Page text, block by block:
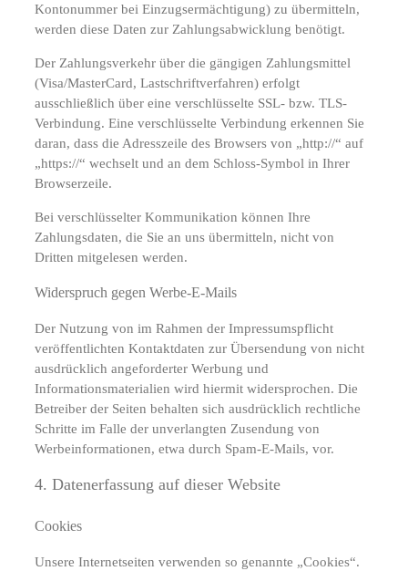
Kontonummer bei Einzugsermächtigung) zu übermitteln,
werden diese Daten zur Zahlungsabwicklung benötigt.
Der Zahlungsverkehr über die gängigen Zahlungsmittel
(Visa/MasterCard, Lastschriftverfahren) erfolgt
ausschließlich über eine verschlüsselte SSL- bzw. TLS-
Verbindung. Eine verschlüsselte Verbindung erkennen Sie
daran, dass die Adresszeile des Browsers von „http://“ auf
„https://“ wechselt und an dem Schloss-Symbol in Ihrer
Browserzeile.
Bei verschlüsselter Kommunikation können Ihre
Zahlungsdaten, die Sie an uns übermitteln, nicht von
Dritten mitgelesen werden.
Widerspruch gegen Werbe-E-Mails
Der Nutzung von im Rahmen der Impressumspflicht
veröffentlichten Kontaktdaten zur Übersendung von nicht
ausdrücklich angeforderter Werbung und
Informationsmaterialien wird hiermit widersprochen. Die
Betreiber der Seiten behalten sich ausdrücklich rechtliche
Schritte im Falle der unverlangten Zusendung von
Werbeinformationen, etwa durch Spam-E-Mails, vor.
4. Datenerfassung auf dieser Website
Cookies
Unsere Internetseiten verwenden so genannte „Cookies“.